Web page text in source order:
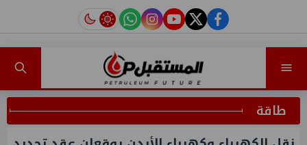
facebook
twitter
youtube
instagram
tiktok
طاقة